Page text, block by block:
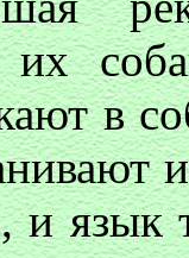
их
в
и